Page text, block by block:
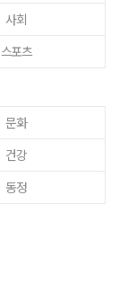
사회
스포츠
문화
건강
동정